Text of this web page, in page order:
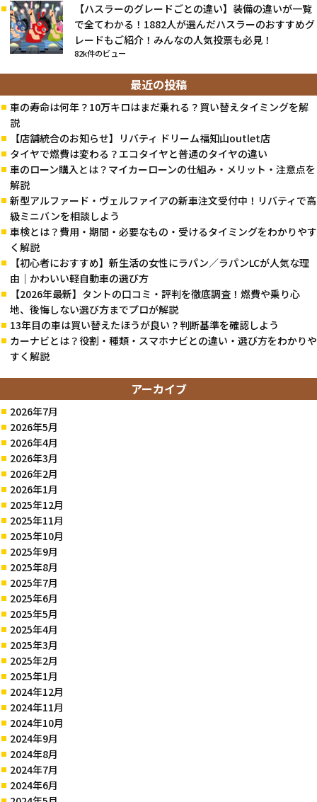
【ハスラーのグレードごとの違い】装備の違いが一覧
で全てわかる！1882人が選んだハスラーのおすすめグ
レードもご紹介！みんなの人気投票も必見！
82k件のビュー
最近の投稿
車の寿命は何年？10万キロはまだ乗れる？買い替えタイミングを解
説
【店舗統合のお知らせ】リバティ ドリーム福知山outlet店
タイヤで燃費は変わる？エコタイヤと普通のタイヤの違い
車のローン購入とは？マイカーローンの仕組み・メリット・注意点を
解説
新型アルファード・ヴェルファイアの新車注文受付中！リバティで高
級ミニバンを相談しよう
車検とは？費用・期間・必要なもの・受けるタイミングをわかりやす
く解説
【初心者におすすめ】新生活の女性にラパン／ラパンLCが人気な理
由｜かわいい軽自動車の選び方
【2026年最新】タントの口コミ・評判を徹底調査！燃費や乗り心
地、後悔しない選び方までプロが解説
13年目の車は買い替えたほうが良い？判断基準を確認しよう
カーナビとは？役割・種類・スマホナビとの違い・選び方をわかりや
すく解説
アーカイブ
2026年7月
2026年5月
2026年4月
2026年3月
2026年2月
2026年1月
2025年12月
2025年11月
2025年10月
2025年9月
2025年8月
2025年7月
2025年6月
2025年5月
2025年4月
2025年3月
2025年2月
2025年1月
2024年12月
2024年11月
2024年10月
2024年9月
2024年8月
2024年7月
2024年6月